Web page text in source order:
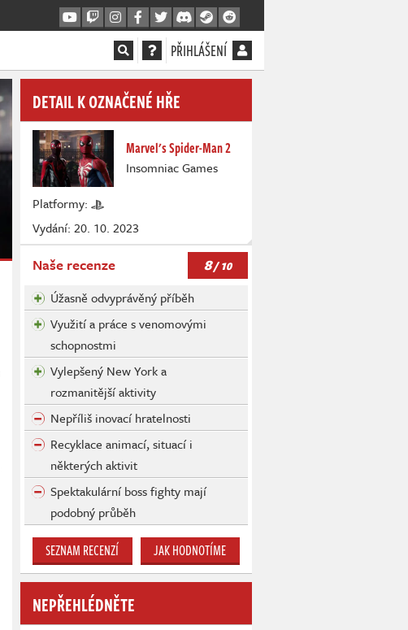
PŘIHLÁŠENÍ
DETAIL K OZNAČENÉ HŘE
Marvel's Spider-Man 2
Insomniac Games
Platformy:
Vydání: 20. 10. 2023
Naše recenze 8/ 10
Úžasně odvyprávěný příběh
Využití a práce s venomovými
schopnostmi
Vylepšený New York a
rozmanitější aktivity
Nepříliš inovací hratelnosti
Recyklace animací, situací i
některých aktivit
Spektakulární boss fighty mají
podobný průběh
SEZNAM RECENZÍ JAK HODNOTÍME
NEPŘEHLÉDNĚTE